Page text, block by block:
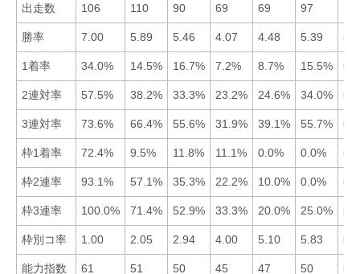
出走数 106 110 90 69 69 97
勝率 7.00 5.89 5.46 4.07 4.48 5.39
1着率 34.0% 14.5% 16.7% 7.2% 8.7% 15.5%
2連対率 57.5% 38.2% 33.3% 23.2% 24.6% 34.0%
3連対率 73.6% 66.4% 55.6% 31.9% 39.1% 55.7%
枠1着率 72.4% 9.5% 11.8% 11.1% 0.0% 0.0%
枠2連率 93.1% 57.1% 35.3% 22.2% 10.0% 0.0%
枠3連率 100.0% 71.4% 52.9% 33.3% 20.0% 25.0%
枠別コ率 1.00 2.05 2.94 4.00 5.10 5.83
能力指数 61 51 50 45 47 50